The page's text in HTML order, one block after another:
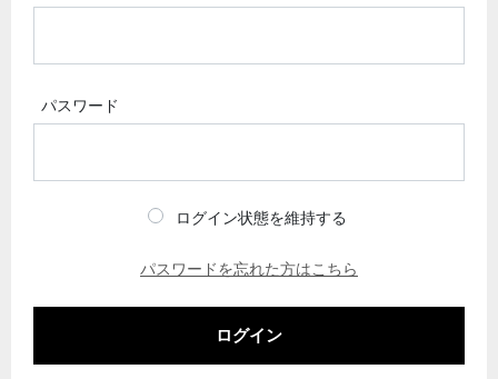
パスワード
ログイン状態を維持する
パスワードを忘れた方はこちら
ログイン